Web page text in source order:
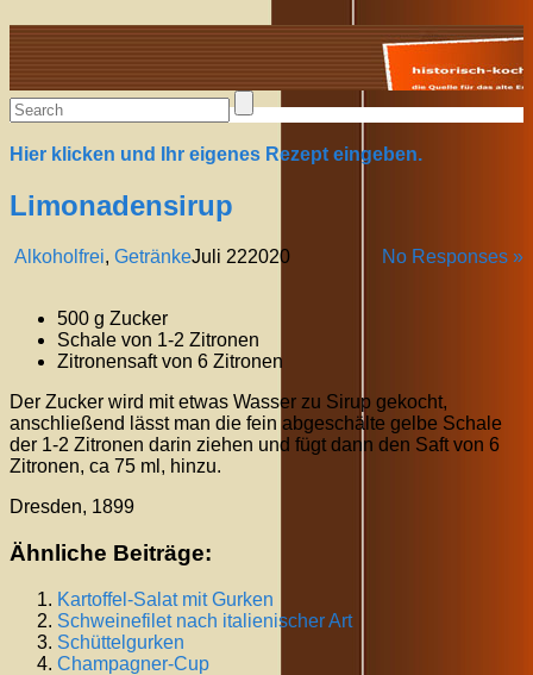
Alte Rezepte online
Hier klicken und Ihr eigenes Rezept eingeben.
Limonadensirup
Alkoholfrei, Getränke No Responses »
Juli 222020
500 g Zucker
Schale von 1-2 Zitronen
Zitronensaft von 6 Zitronen
Der Zucker wird mit etwas Wasser zu Sirup gekocht,
anschließend lässt man die fein abgeschälte gelbe Schale
der 1-2 Zitronen darin ziehen und fügt dann den Saft von 6
Zitronen, ca 75 ml, hinzu.
Dresden, 1899
Ähnliche Beiträge:
Kartoffel-Salat mit Gurken
Schweinefilet nach italienischer Art
Schüttelgurken
Champagner-Cup